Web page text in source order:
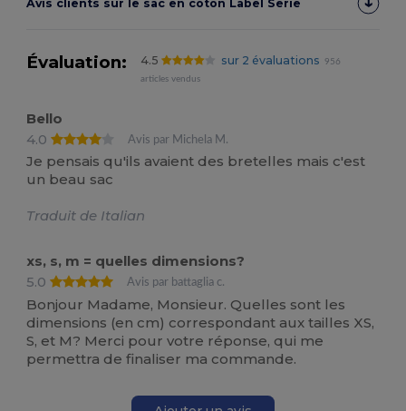
Avis clients sur le sac en coton Label Serie
Évaluation: 4.5 sur 2 évaluations
956
articles vendus
Bello
4.0
Avis par Michela M.
Je pensais qu'ils avaient des bretelles mais c'est
un beau sac
Traduit de Italian
xs, s, m = quelles dimensions?
5.0
Avis par battaglia c.
Bonjour Madame, Monsieur. Quelles sont les
dimensions (en cm) correspondant aux tailles XS,
S, et M? Merci pour votre réponse, qui me
permettra de finaliser ma commande.